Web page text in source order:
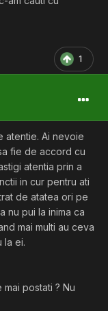
1
atentie. Ai nevoie
fie de accord cu
atentia prin a
in cur pentru ati
de atatea ori pe
nu pui la inima ca
mai multi au ceva
la ei.
postati ? Nu